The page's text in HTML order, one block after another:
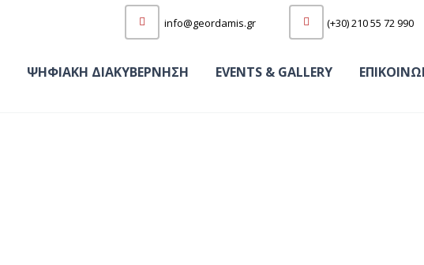
info@geordamis.gr (+30) 210 55 72 990
ΨΗΦΙΑΚΗ ΔΙΑΚΥΒΕΡΝΗΣΗ EVENTS & GALLERY